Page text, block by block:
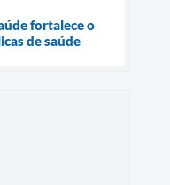
fortalece o
de saúde